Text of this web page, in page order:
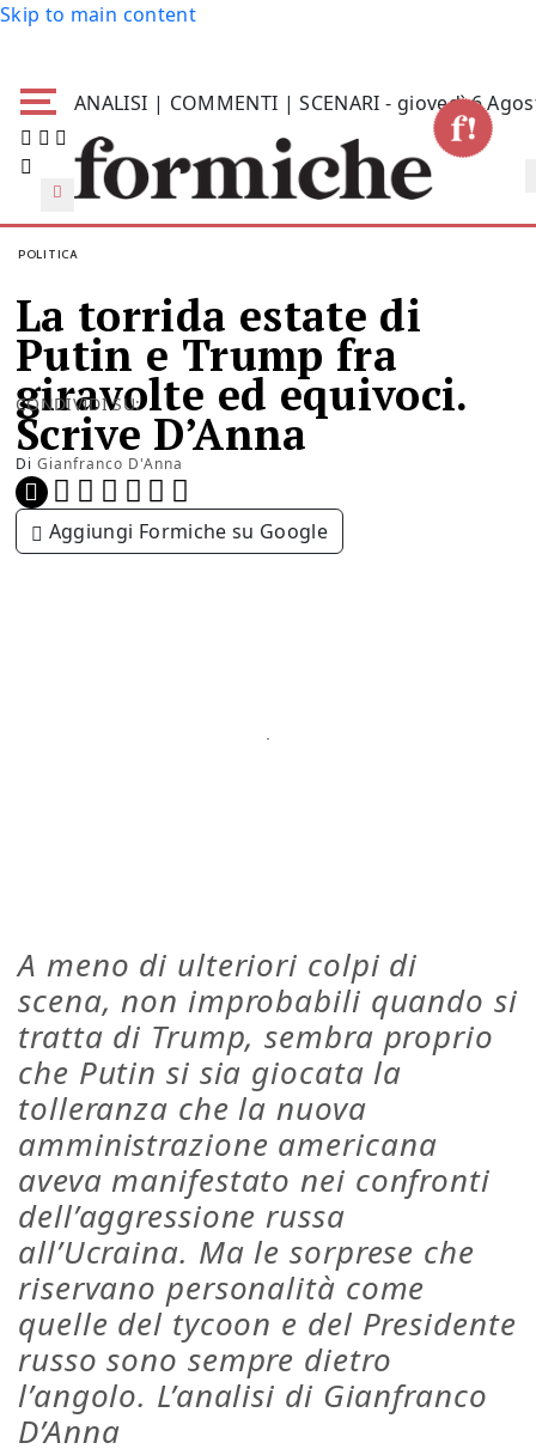
Skip to main content
ANALISI | COMMENTI | SCENARI - giovedì 6
POLITICA
La torrida estate di
Putin e Trump fra
giravolte ed equivoci.
Scrive D’Anna
Di Gianfranco D'Anna
CONDIVIDI SU:
Aggiungi Formiche su Google
A meno di ulteriori colpi di
scena, non improbabili quando si
tratta di Trump, sembra proprio
che Putin si sia giocata la
tolleranza che la nuova
amministrazione americana
aveva manifestato nei confronti
dell’aggressione russa
all’Ucraina. Ma le sorprese che
riservano personalità come
quelle del tycoon e del Presidente
russo sono sempre dietro
l’angolo. L’analisi di Gianfranco
D’Anna